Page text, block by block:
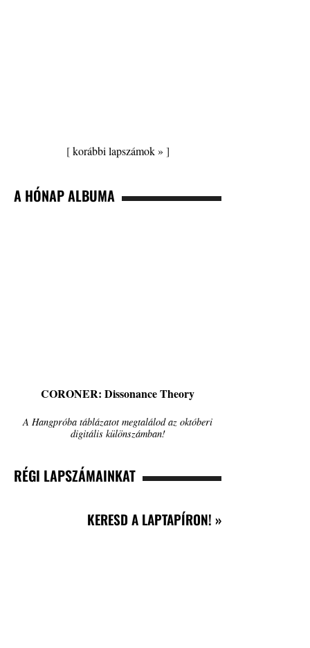
[korábbi lapszámok » ]
A HÓNAP ALBUMA
CORONER: Dissonance Theory
A Hangpróba táblázatot megtalálod az októberi
digitális különszámban!
RÉGI LAPSZÁMAINKAT
KERESD A LAPTAPÍRON! »